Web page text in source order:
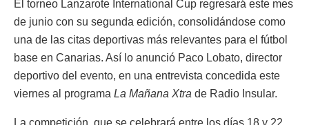
El torneo Lanzarote International Cup regresará este mes
de junio con su segunda edición, consolidándose como
una de las citas deportivas más relevantes para el fútbol
base en Canarias. Así lo anunció Paco Lobato, director
deportivo del evento, en una entrevista concedida este
viernes al programa La Mañana Xtra de Radio Insular.
La competición, que se celebrará entre los días 18 y 22